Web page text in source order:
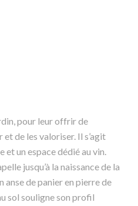
pour leur offrir de
de les valoriser. Il s’agit
un espace dédié au vin.
jusqu’à la naissance de la
anse de panier en pierre de
sol souligne son profil